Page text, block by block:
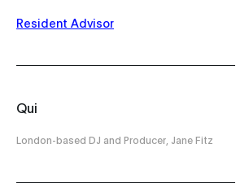
Resident Advisor
Qui
London-based DJ and Producer, Jane Fitz